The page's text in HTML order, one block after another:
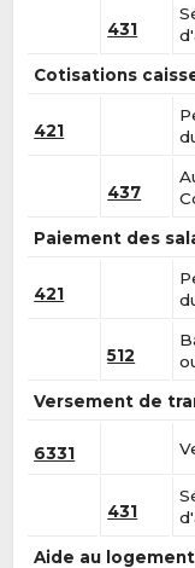
431
Cotisations
421
437
Paiement des
421
512
Versement de
6331
431
Aide au logement